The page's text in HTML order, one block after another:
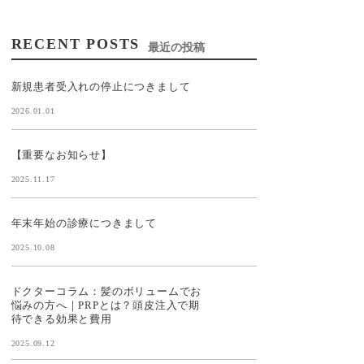
RECENT POSTS 最近の投稿
新規患者受入れの停止につきまして
2026.01.01
【重要なお知らせ】
2025.11.17
年末年始の診療につきまして
2025.10.08
ドクターコラム：髪のボリュームでお
悩みの方へ｜PRPとは？頭皮注入で期
待できる効果と費用
2025.09.12